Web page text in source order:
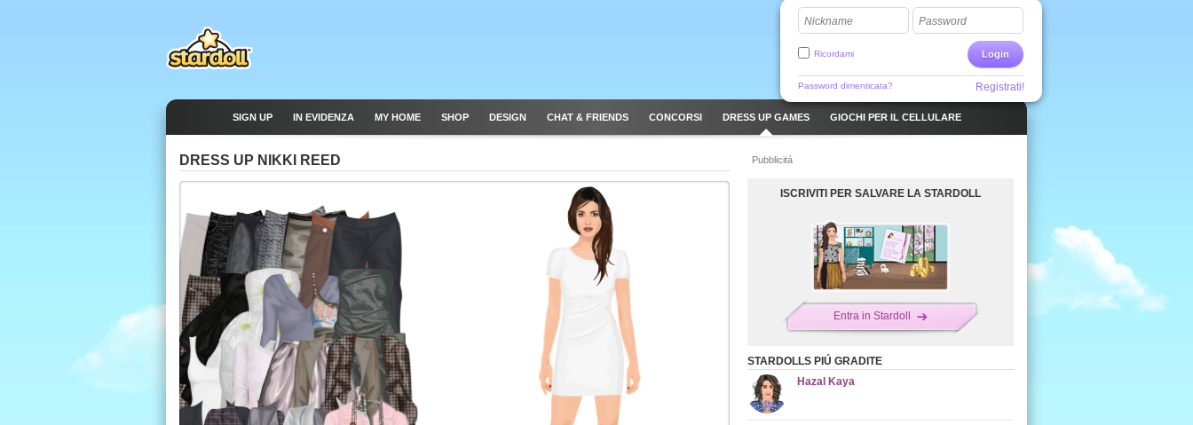
Nickname Password
Login
Ricordami
Password dimenticata? Registrati!
SIGN UP IN EVIDENZA MY HOME SHOP DESIGN CHAT & FRIENDS CONCORSI DRESS UP GAMES GIOCHI PER IL CELLULARE
DRESS UP NIKKI REED Pubblicitá
ISCRIVITI PER SALVARE LA STARDOLL
Entra in Stardoll
STARDOLLS PIÚ GRADITE
Hazal Kaya